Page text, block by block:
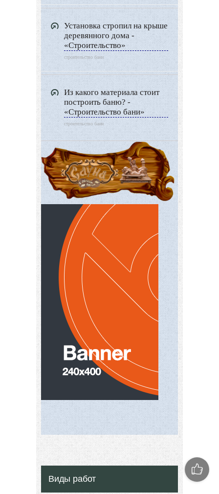
Установка стропил на крыше
деревянного дома -
«Строительство»
строительство бани
Из какого материала стоит
построить баню? -
«Строительство бани»
строительство бани
Виды работ